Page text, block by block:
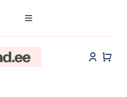
Toggle